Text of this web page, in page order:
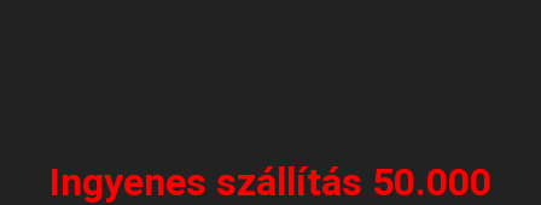
Ingyenes szállítás 50.000